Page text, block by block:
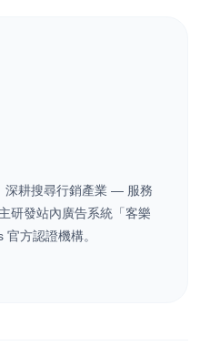
深耕搜尋行銷產業 — 服務
研發站內廣告系統「客樂
方認證機構。